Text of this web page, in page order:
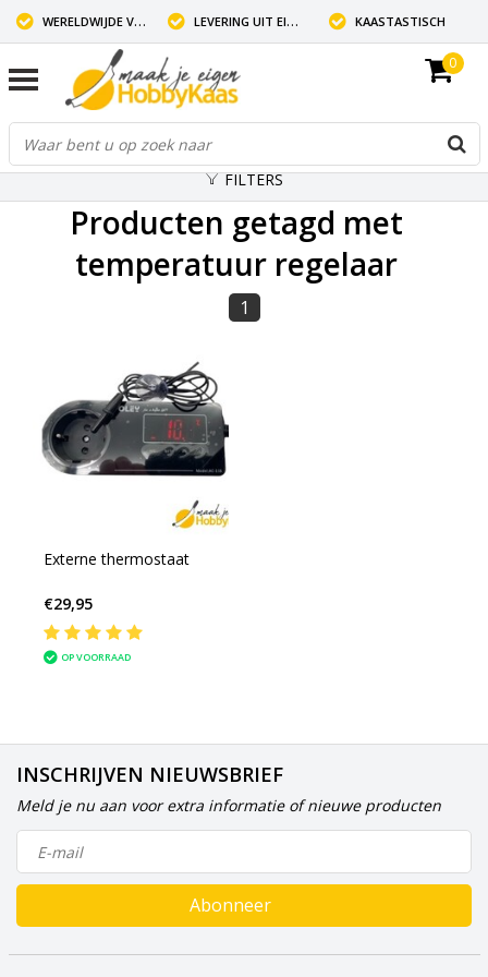
WERELDWIJDE VERZENDING LEVERING UIT EIGEN VOORRAAD KAASTASTISCH
0
FILTERS
Producten getagd met
temperatuur regelaar
1
Externe thermostaat
€29,95
OP VOORRAAD
INSCHRIJVEN NIEUWSBRIEF
Meld je nu aan voor extra informatie of nieuwe producten
Abonneer